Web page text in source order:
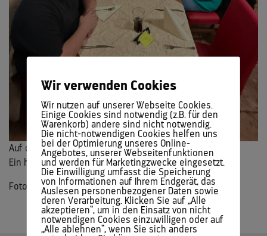
Auf die nächsten 10 Jahre!
Ein herzliches Danke für euer aller großes Engagement!
Fotos: Freiwilligenzentrum Pillerseetal/Leukental
Wir verwenden Cookies
Wir nutzen auf unserer Webseite Cookies.
Einige Cookies sind notwendig (z.B. für den
Warenkorb) andere sind nicht notwendig.
Die nicht-notwendigen Cookies helfen uns
bei der Optimierung unseres Online-
Angebotes, unserer Webseitenfunktionen
und werden für Marketingzwecke eingesetzt.
Die Einwilligung umfasst die Speicherung
von Informationen auf Ihrem Endgerät, das
Auslesen personenbezogener Daten sowie
deren Verarbeitung. Klicken Sie auf „Alle
akzeptieren“, um in den Einsatz von nicht
notwendigen Cookies einzuwilligen oder auf
„Alle ablehnen“, wenn Sie sich anders